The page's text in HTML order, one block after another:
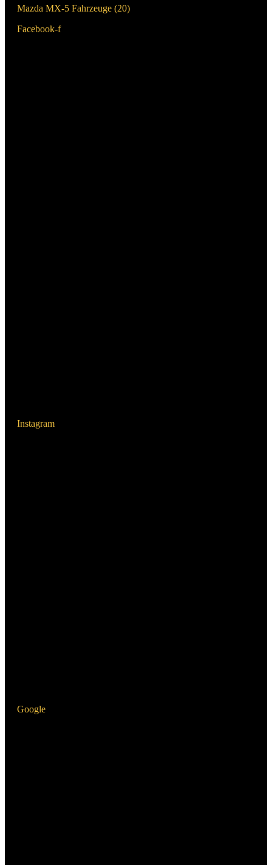
Mazda MX-5 Fahrzeuge (20)
Facebook-f
Instagram
Google